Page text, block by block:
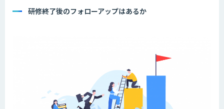
研修終了後のフォローアップはあるか